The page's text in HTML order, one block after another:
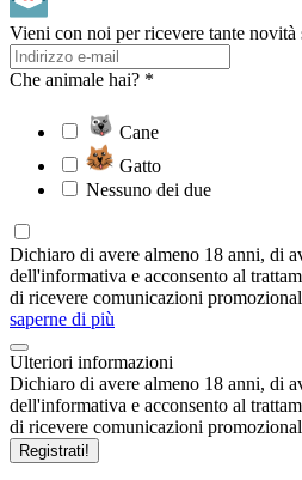
Vieni con noi per ricevere tante novità
Che animale hai? *
Cane
Gatto
Nessuno dei due
Dichiaro di avere almeno 18 anni, di
dell'informativa e acconsento al
di ricevere comunicazioni
saperne di più
Ulteriori informazioni
Dichiaro di avere almeno 18 anni, di
dell'informativa e acconsento al
di ricevere comunicazioni
Registrati!